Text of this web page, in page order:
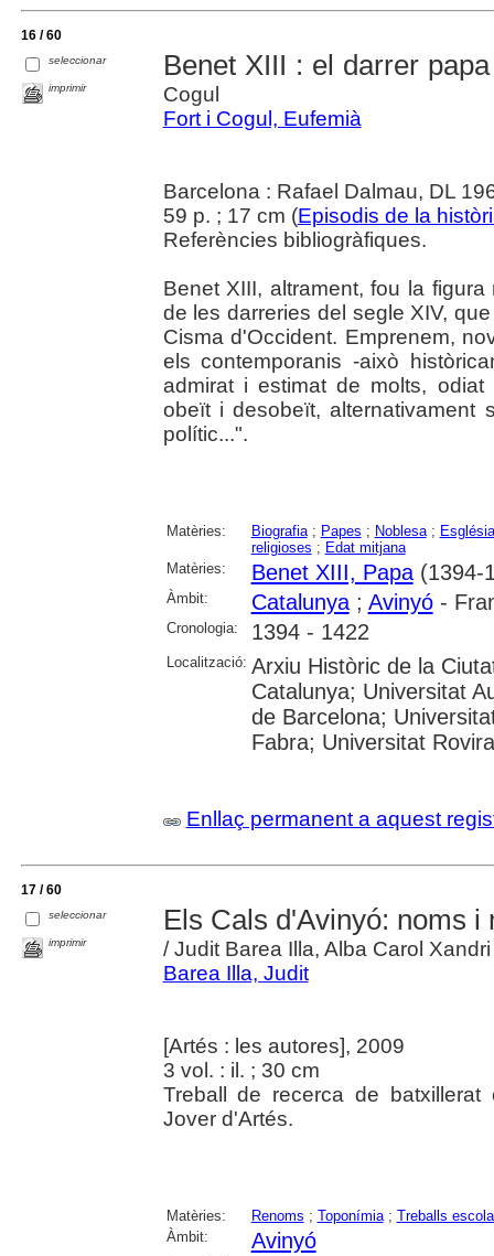
16 / 60
seleccionar
imprimir
Benet XIII : el darrer
Cogul
Fort i Cogul, Eufemià
Barcelona : Rafael Dalmau, DL
59 p. ; 17 cm (Episodis de la
Referències bibliogràfiques.
Benet XIII, altrament, fou la
de les darreries del segle XIV,
Cisma d'Occident. Emprenem,
els contemporanis -això
admirat i estimat de molts,
obeït i desobeït, alternativament
polític...".
Matèries: Biografia; Papes ; Noblesa; Església
religioses ; Edat mitjana
Matèries:
Benet XIII, Papa(1394-
Àmbit: Catalunya; Avinyó-
Cronologia: 1394 - 1422
Localització: Arxiu Històric de la
Catalunya; Universitat
de Barcelona;
Fabra; Universitat
Enllaç permanent a aquest
17 / 60
seleccionar
imprimir
Els Cals d'Avinyó: noms i
/ Judit Barea Illa, Alba Carol Xandri
Barea Illa, Judit
[Artés : les autores], 2009
3 vol. : il. ; 30 cm
Treball de recerca de
Jover d'Artés.
Matèries: Renoms ; Toponímia; Treballs
Àmbit:
Avinyó